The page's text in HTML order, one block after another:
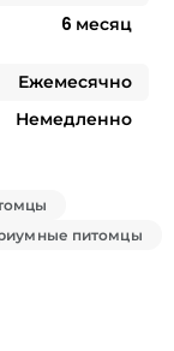
6 месяц
Ежемесячно
Немедленно
питомцы